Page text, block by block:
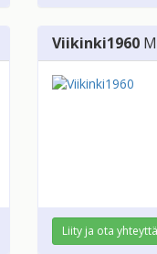
Viikinki1960
Liity ja ota yhteyttä